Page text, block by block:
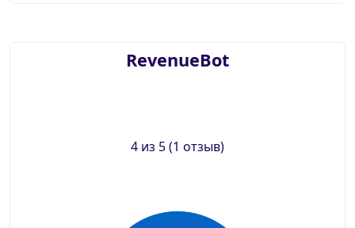
RevenueBot
4 из 5 (1 отзыв)